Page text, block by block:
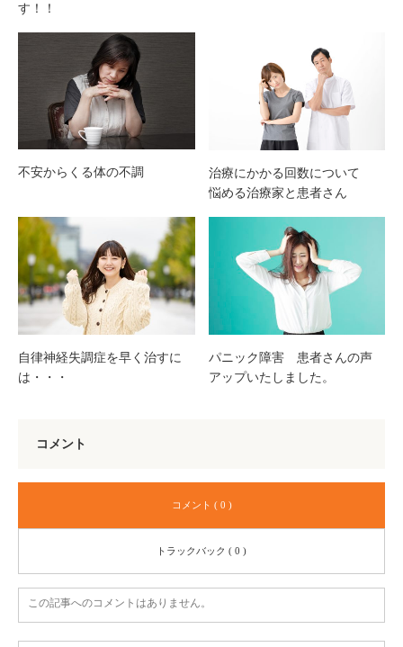
す！！
不安からくる体の不調
治療にかかる回数について
悩める治療家と患者さん
自律神経失調症を早く治すに
は・・・
パニック障害 患者さんの声
アップいたしました。
コメント
コメント ( 0 )
トラックバック ( 0 )
この記事へのコメントはありません。